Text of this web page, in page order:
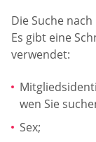
Die Suche
Es gibt eine
verwendet:
wen Sie
Sex;